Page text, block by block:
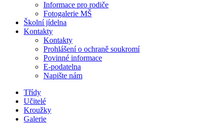
Informace pro rodiče
Fotogalerie MŠ
Školní jídelna
Kontakty
Kontakty
Prohlášení o ochraně soukromí
Povinné informace
E-podatelna
Napište nám
Třídy
Učitelé
Kroužky
Galerie